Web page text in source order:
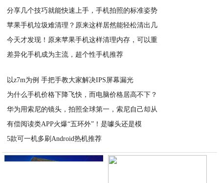
分享几个技巧就能快速上手，手机拍照的标准姿势
苹果手机垃圾难清理？原来这样居然能轻松清出几
今天才发现！原来苹果手机这样清理内存，可以重
差异化手机成为主流，超个性手机推荐
以z7m为例 手把手教大家解决IPS屏幕漏光
为什么手机价格下降飞快，而电脑价格居高不下？
华为用索尼的镜头，拍照全球第一，索尼自己却从
有偿阅读类APP火爆“五环外”！是噱头还是模
5款可一机多刷Android热机推荐
2020-08-20